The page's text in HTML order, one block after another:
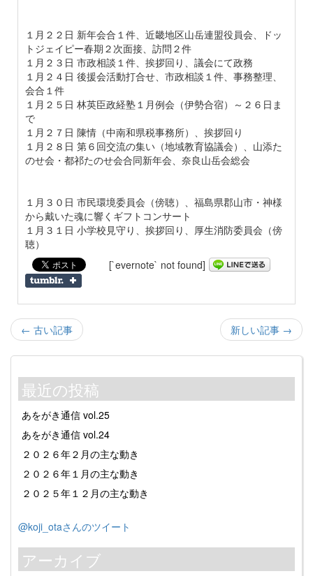
１月２２日 新年会合１件、近畿地区山岳連盟役員会、ドッ
トジェイピー春期２次面接、訪問２件
１月２３日 市政相談１件、挨拶回り、議会にて政務
１月２４日 後援会活動打合せ、市政相談１件、事務整理、
会合１件
１月２５日 林英臣政経塾１月例会（伊勢合宿）～２６日ま
で
１月２７日 陳情（中南和県税事務所）、挨拶回り
１月２８日 第６回交流の集い（地域教育協議会）、山添た
のせ会・都祁たのせ会合同新年会、奈良山岳会総会
１月３０日 市民環境委員会（傍聴）、福島県郡山市・神様
から戴いた魂に響くギフトコンサート
１月３１日 小学校見守り、挨拶回り、厚生消防委員会（傍
聴）
[`evernote` not found]
← 古い記事 新しい記事 →
最近の投稿
あをがき通信 vol.25
あをがき通信 vol.24
２０２６年２月の主な動き
２０２６年１月の主な動き
２０２５年１２月の主な動き
@koji_otaさんのツイート
アーカイブ